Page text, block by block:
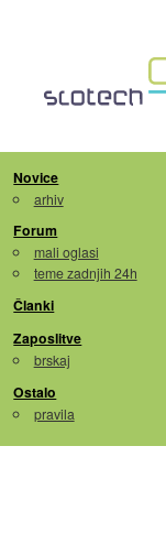
Novice
arhiv
Forum
mali oglasi
teme zadnjih 24h
Članki
Zaposlitve
brskaj
Ostalo
pravila